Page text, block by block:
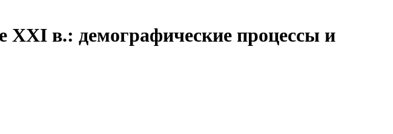
в.: демографические процессы и